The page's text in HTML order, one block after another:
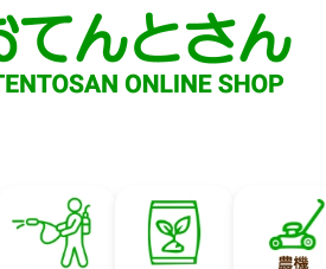
検索